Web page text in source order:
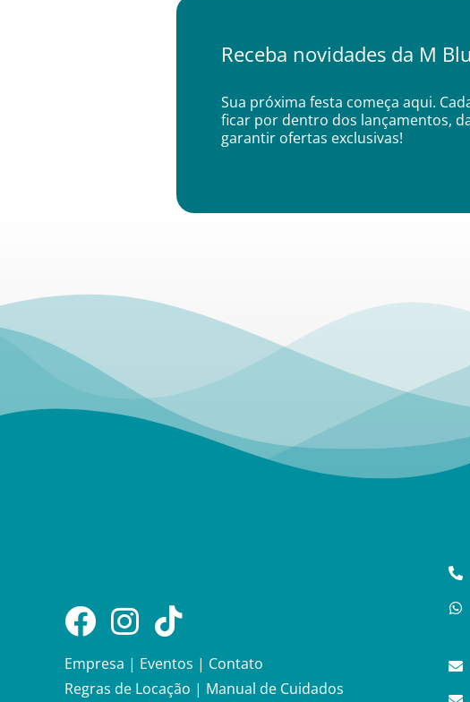
Receba novidades da M
Sua próxima festa começa aqui.
ficar por dentro dos lançamentos,
garantir ofertas exclusivas!
Empresa | Eventos | Contato
Regras de Locação | Manual de Cuidados